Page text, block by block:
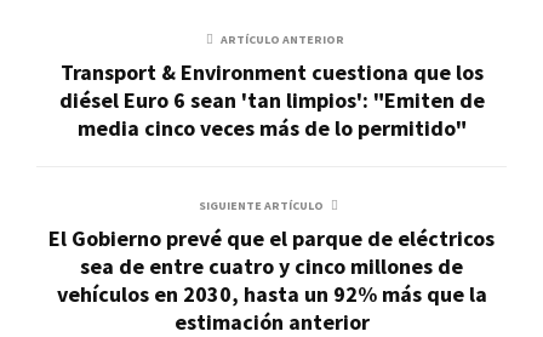
ARTÍCULO ANTERIOR
Transport & Environment cuestiona que los
diésel Euro 6 sean 'tan limpios': "Emiten de
media cinco veces más de lo permitido"
SIGUIENTE ARTÍCULO
El Gobierno prevé que el parque de eléctricos
sea de entre cuatro y cinco millones de
vehículos en 2030, hasta un 92% más que la
estimación anterior